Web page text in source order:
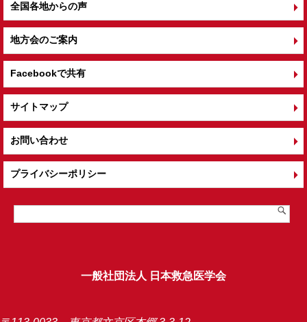
全国各地からの声
地方会のご案内
Facebookで共有
サイトマップ
お問い合わせ
プライバシーポリシー
一般社団法人 日本救急医学会